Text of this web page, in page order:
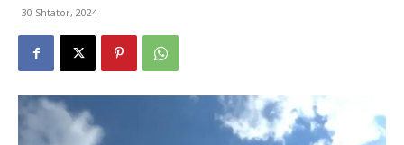
30 Shtator, 2024